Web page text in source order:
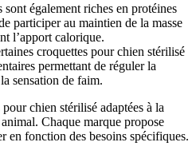
également riches en protéines
participer au maintien de la masse
l’apport calorique.
croquettes pour chien stérilisé
permettant de réguler la
sensation de faim.
chien stérilisé adaptées à la
Chaque marque propose
en fonction des besoins spécifiques.